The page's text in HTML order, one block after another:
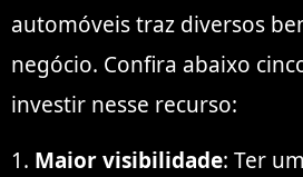
automóveis traz diversos
negócio. Confira abaixo
investir nesse recurso:
1. Maior visibilidade: Ter